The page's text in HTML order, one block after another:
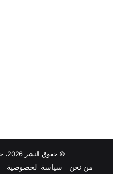
© حقوق النشر 2026، جميع الحقوق محفوظة
من نحن سياسة الخصوصية